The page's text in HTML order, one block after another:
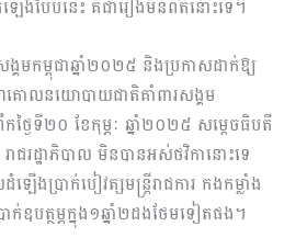
ើងបែបនេះ គឺជារឿងមិនពិតនោះទេ។
គមកម្ពុជាឆ្នាំ២០២៥ និងប្រកាសដាក់ឱ្យ
ឌគោលនយោបាយជាតិគាំពារសង្គម
ងៃទី២០ ខែកុម្ភៈ ឆ្នាំ២០២៥ សម្តេចធិបតី
ជរដ្ឋាភិបាល មិនបានអស់ថវិកានោះទេ
ើងប្រាក់បៀវត្សមន្រ្តីរាជការ កងកម្លាំង
ក់ឧបត្ថម្ភក្នុង១ឆ្នាំ២ដងថែមទៀតផង។